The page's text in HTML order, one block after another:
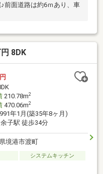
前面道路は約6ｍあり、車
8DK
210.78m2
470.06m2
年1月(築35年8ヶ月)
子駅 徒歩34分
境港市渡町
システムキッチン